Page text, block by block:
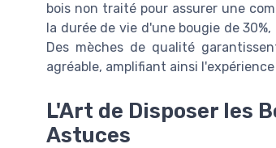
bois non traité pour assurer une
la durée de vie d'une bougie de
Des mèches de qualité
agréable, amplifiant ainsi
L'Art de Disposer les
Astuces